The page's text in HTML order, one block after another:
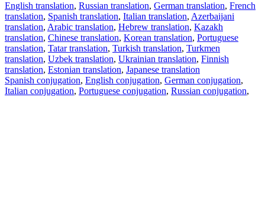
English translation, Russian translation, German translation, French
translation, Spanish translation, Italian translation, Azerbaijani
translation, Arabic translation, Hebrew translation, Kazakh
translation, Chinese translation, Korean translation, Portuguese
translation, Tatar translation, Turkish translation, Turkmen
translation, Uzbek translation, Ukrainian translation, Finnish
translation, Estonian translation, Japanese translation
Spanish conjugation, English conjugation, German conjugation,
Italian conjugation, Portuguese conjugation, Russian conjugation,